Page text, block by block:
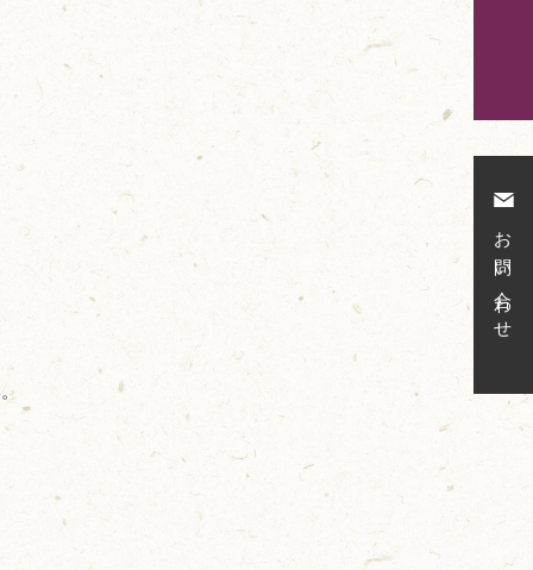
お問い合わせ